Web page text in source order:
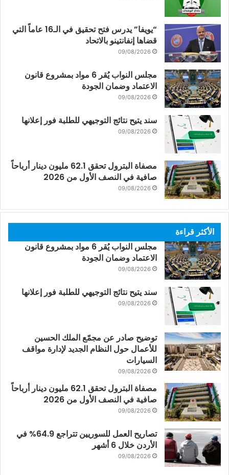
“يويفا” يدرس فتح تحقيق في الـ16 عاماً التي
قضاها إنفانتينو بالاتحاد
09/08/2026
مجلس النواب يُقر 6 مواد بمشروع قانون
الاعتماد وضمان الجودة
09/08/2026
سند يتيح نتائج التوجيهي للطلبة فور إعلانها
09/08/2026
مصفاة البترول تحقق 62.1 مليون دينار أرباحاً
صافية في النصف الأول من 2026
09/08/2026
الأكثر قراءة
مجلس النواب يُقر 6 مواد بمشروع قانون
الاعتماد وضمان الجودة
09/08/2026
سند يتيح نتائج التوجيهي للطلبة فور إعلانها
09/08/2026
توضيح صادر عن مجمّع الملك الحسين
للأعمال حول النظام الجديد لإدارة مواقف
السيارات
09/08/2026
مصفاة البترول تحقق 62.1 مليون دينار أرباحاً
صافية في النصف الأول من 2026
09/08/2026
تصاريح العمل للسوريين تتراجع 64.9% في
الأردن خلال 6 أشهر
09/08/2026